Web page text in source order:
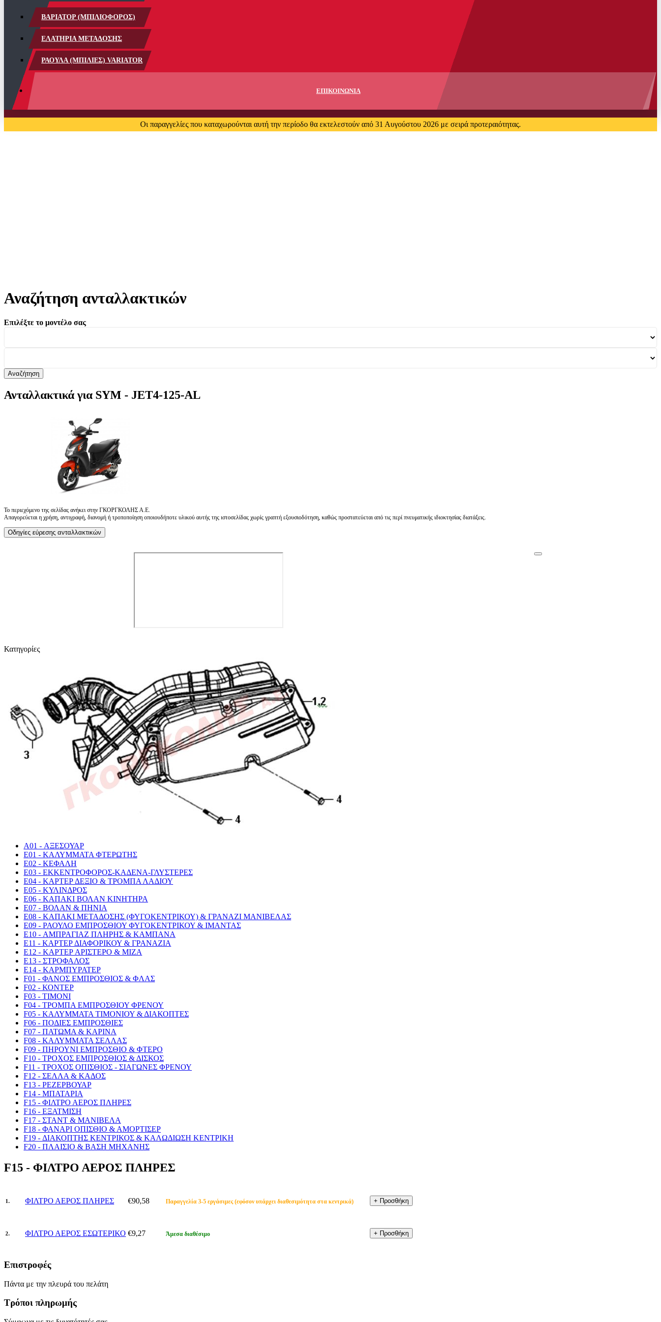
ΒΑΡΙΑΤΟΡ (ΜΠΙΛΙΟΦΟΡΟΣ)
ΕΛΑΤΗΡΙΑ ΜΕΤΑΔΟΣΗΣ
ΡΑΟΥΛΑ (ΜΠΙΛΙΕΣ) VARIATOR
ΕΠΙΚΟΙΝΩΝΙΑ
Οι παραγγελίες που καταχωρούνται αυτή την περίοδο θα εκτελεστούν από 31 Αυγούστου 2026 με σειρά προτεραιότητας.
Αναζήτηση ανταλλακτικών
Επιλέξτε το μοντέλο σας
Αναζήτηση
Ανταλλακτικά για SYM - JET4-125-AL
Το περιεχόμενο της σελίδας ανήκει στην ΓΚΟΡΓΚΟΛΗΣ Α.Ε.
Απαγορεύεται η χρήση, αντιγραφή, διανομή ή τροποποίηση οποιουδήποτε υλικού αυτής της ιστοσελίδας χωρίς γραπτή εξουσιοδότηση, καθώς προστατεύεται από τις περί πνευματικής ιδιοκτησίας διατάξεις.
Οδηγίες εύρεσης ανταλλακτικών
Κατηγορίες
A01 - ΑΞΕΣΟΥΑΡ
E01 - ΚΑΛΥΜΜΑΤΑ ΦΤΕΡΩΤΗΣ
E02 - ΚΕΦΑΛΗ
E03 - ΕΚΚΕΝΤΡΟΦΟΡΟΣ-ΚΑΔΕΝΑ-ΓΛΥΣΤΕΡΕΣ
E04 - ΚΑΡΤΕΡ ΔΕΞΙΟ & ΤΡΟΜΠΑ ΛΑΔΙΟΥ
E05 - ΚΥΛΙΝΔΡΟΣ
E06 - ΚΑΠΑΚΙ ΒΟΛΑΝ ΚΙΝΗΤΗΡΑ
E07 - ΒΟΛΑΝ & ΠΗΝΙΑ
E08 - ΚΑΠΑΚΙ ΜΕΤΑΔΟΣΗΣ (ΦΥΓΟΚΕΝΤΡΙΚΟΥ) & ΓΡΑΝΑΖΙ ΜΑΝΙΒΕΛΑΣ
E09 - ΡΑΟΥΛΟ ΕΜΠΡΟΣΘΙΟΥ ΦΥΓΟΚΕΝΤΡΙΚΟΥ & ΙΜΑΝΤΑΣ
E10 - ΑΜΠΡΑΓΙΑΖ ΠΛΗΡΗΣ & ΚΑΜΠΑΝΑ
E11 - ΚΑΡΤΕΡ ΔΙΑΦΟΡΙΚΟΥ & ΓΡΑΝΑΖΙΑ
E12 - ΚΑΡΤΕΡ ΑΡΙΣΤΕΡΟ & ΜΙΖΑ
E13 - ΣΤΡΟΦΑΛΟΣ
E14 - ΚΑΡΜΠΥΡΑΤΕΡ
F01 - ΦΑΝΟΣ ΕΜΠΡΟΣΘΙΟΣ & ΦΛΑΣ
F02 - ΚΟΝΤΕΡ
F03 - ΤΙΜΟΝΙ
F04 - ΤΡΟΜΠΑ ΕΜΠΡΟΣΘΙΟΥ ΦΡΕΝΟΥ
F05 - ΚΑΛΥΜΜΑΤΑ ΤΙΜΟΝΙΟΥ & ΔΙΑΚΟΠΤΕΣ
F06 - ΠΟΔΙΕΣ ΕΜΠΡΟΣΘΙΕΣ
F07 - ΠΑΤΩΜΑ & ΚΑΡΙΝΑ
F08 - ΚΑΛΥΜΜΑΤΑ ΣΕΛΛΑΣ
F09 - ΠΗΡΟΥΝΙ ΕΜΠΡΟΣΘΙΟ & ΦΤΕΡΟ
F10 - ΤΡΟΧΟΣ ΕΜΠΡΟΣΘΙΟΣ & ΔΙΣΚΟΣ
F11 - ΤΡΟΧΟΣ ΟΠΙΣΘΙΟΣ - ΣΙΑΓΩΝΕΣ ΦΡΕΝΟΥ
F12 - ΣΕΛΛΑ & ΚΑΔΟΣ
F13 - ΡΕΖΕΡΒΟΥΑΡ
F14 - ΜΠΑΤΑΡΙΑ
F15 - ΦΙΛΤΡΟ ΑΕΡΟΣ ΠΛΗΡΕΣ
F16 - ΕΞΑΤΜΙΣΗ
F17 - ΣΤΑΝΤ & ΜΑΝΙΒΕΛΑ
F18 - ΦΑΝΑΡΙ ΟΠΙΣΘΙΟ & ΑΜΟΡΤΙΣΕΡ
F19 - ΔΙΑΚΟΠΤΗΣ ΚΕΝΤΡΙΚΟΣ & ΚΑΛΩΔΙΩΣΗ ΚΕΝΤΡΙΚΗ
F20 - ΠΛΑΙΣΙΟ & ΒΑΣΗ ΜΗΧΑΝΗΣ
F15 - ΦΙΛΤΡΟ ΑΕΡΟΣ ΠΛΗΡΕΣ
1. ΦΙΛΤΡΟ ΑΕΡΟΣ ΠΛΗΡΕΣ €90,58 Παραγγελία 3-5 εργάσιμες (εφόσον υπάρχει διαθεσιμότητα στα κεντρικά)
2. ΦΙΛΤΡΟ ΑΕΡΟΣ ΕΣΩΤΕΡΙΚΟ €9,27 Άμεσα διαθέσιμο
Επιστροφές
Πάντα με την πλευρά του πελάτη
Τρόποι πληρωμής